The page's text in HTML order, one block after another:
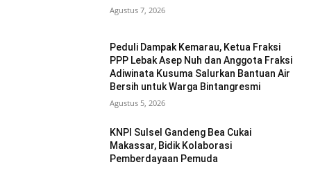
Agustus 7, 2026
Peduli Dampak Kemarau, Ketua Fraksi
PPP Lebak Asep Nuh dan Anggota Fraksi
Adiwinata Kusuma Salurkan Bantuan Air
Bersih untuk Warga Bintangresmi
Agustus 5, 2026
KNPI Sulsel Gandeng Bea Cukai
Makassar, Bidik Kolaborasi
Pemberdayaan Pemuda